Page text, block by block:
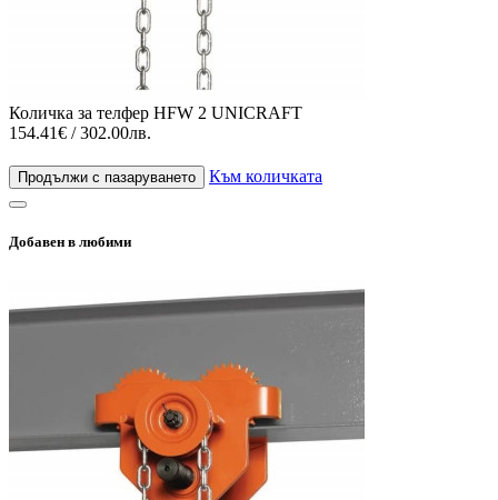
Количка за телфер HFW 2 UNICRAFT
154.41€ / 302.00лв.
Продължи с пазаруването Към количката
Добавен в любими